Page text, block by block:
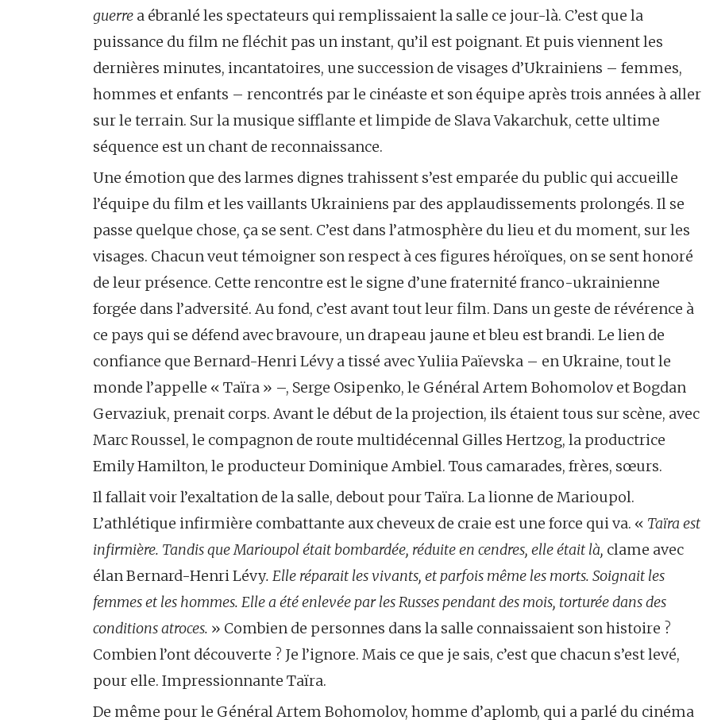
guerre a ébranlé les spectateurs qui remplissaient la salle ce jour-là. C’est que la
puissance du film ne fléchit pas un instant, qu’il est poignant. Et puis viennent les
dernières minutes, incantatoires, une succession de visages d’Ukrainiens – femmes,
hommes et enfants – rencontrés par le cinéaste et son équipe après trois années à aller
sur le terrain. Sur la musique sifflante et limpide de Slava Vakarchuk, cette ultime
séquence est un chant de reconnaissance.
Une émotion que des larmes dignes trahissent s’est emparée du public qui accueille
l’équipe du film et les vaillants Ukrainiens par des applaudissements prolongés. Il se
passe quelque chose, ça se sent. C’est dans l’atmosphère du lieu et du moment, sur les
visages. Chacun veut témoigner son respect à ces figures héroïques, on se sent honoré
de leur présence. Cette rencontre est le signe d’une fraternité franco-ukrainienne
forgée dans l’adversité. Au fond, c’est avant tout leur film. Dans un geste de révérence à
ce pays qui se défend avec bravoure, un drapeau jaune et bleu est brandi. Le lien de
confiance que Bernard-Henri Lévy a tissé avec Yuliia Païevska – en Ukraine, tout le
monde l’appelle « Taïra » –, Serge Osipenko, le Général Artem Bohomolov et Bogdan
Gervaziuk, prenait corps. Avant le début de la projection, ils étaient tous sur scène, avec
Marc Roussel, le compagnon de route multidécennal Gilles Hertzog, la productrice
Emily Hamilton, le producteur Dominique Ambiel. Tous camarades, frères, sœurs.
Il fallait voir l’exaltation de la salle, debout pour Taïra. La lionne de Marioupol.
L’athlétique infirmière combattante aux cheveux de craie est une force qui va. « Taïra est
infirmière. Tandis que Marioupol était bombardée, réduite en cendres, elle était là, clame avec
élan Bernard-Henri Lévy. Elle réparait les vivants, et parfois même les morts. Soignait les
femmes et les hommes. Elle a été enlevée par les Russes pendant des mois, torturée dans des
conditions atroces. » Combien de personnes dans la salle connaissaient son histoire ?
Combien l’ont découverte ? Je l’ignore. Mais ce que je sais, c’est que chacun s’est levé,
pour elle. Impressionnante Taïra.
De même pour le Général Artem Bohomolov, homme d’aplomb, qui a parlé du cinéma